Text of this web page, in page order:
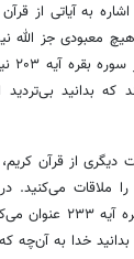
به آیاتی از
نیز عنوان می‌کند که
دیگری از قرآن
همه‌چیز آگاه